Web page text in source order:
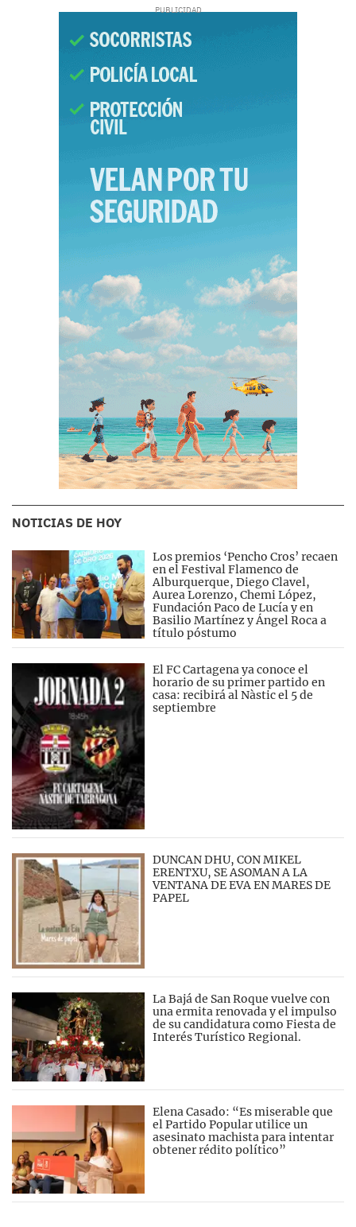
NOTICIAS DE HOY
Los premios ‘Pencho Cros’ recaen
en el Festival Flamenco de
Alburquerque, Diego Clavel,
Aurea Lorenzo, Chemi López,
Fundación Paco de Lucía y en
Basilio Martínez y Ángel Roca a
título póstumo
El FC Cartagena ya conoce el
horario de su primer partido en
casa: recibirá al Nàstic el 5 de
septiembre
DUNCAN DHU, CON MIKEL
ERENTXU, SE ASOMAN A LA
VENTANA DE EVA EN MARES DE
PAPEL
La Bajá de San Roque vuelve con
una ermita renovada y el impulso
de su candidatura como Fiesta de
Interés Turístico Regional.
Elena Casado: “Es miserable que
el Partido Popular utilice un
asesinato machista para intentar
obtener rédito político”